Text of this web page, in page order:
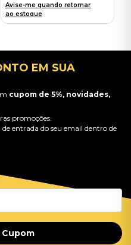
Avise-me quando retornar
ao estoque
EM SUA
cupom de 5%, novidades,
promoções.
entrada do seu email dentro de